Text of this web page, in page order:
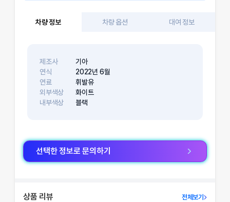
차량 정보 차량 옵션 대여 정보
제조사
기아
연식
2022년 6월
연료
휘발유
외부색상
화이트
내부색상
블랙
선택한 정보로 문의하기
상품 리뷰 전체보기